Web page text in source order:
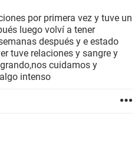
por primera vez y tuve un
luego volví a tener
después y e estado
tuve relaciones y sangre y
cuidamos y
intenso